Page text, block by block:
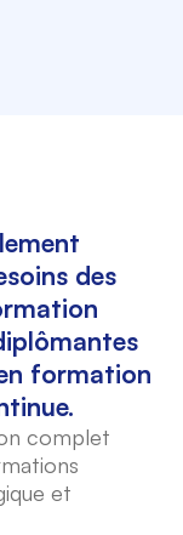
des
formation
complet
et